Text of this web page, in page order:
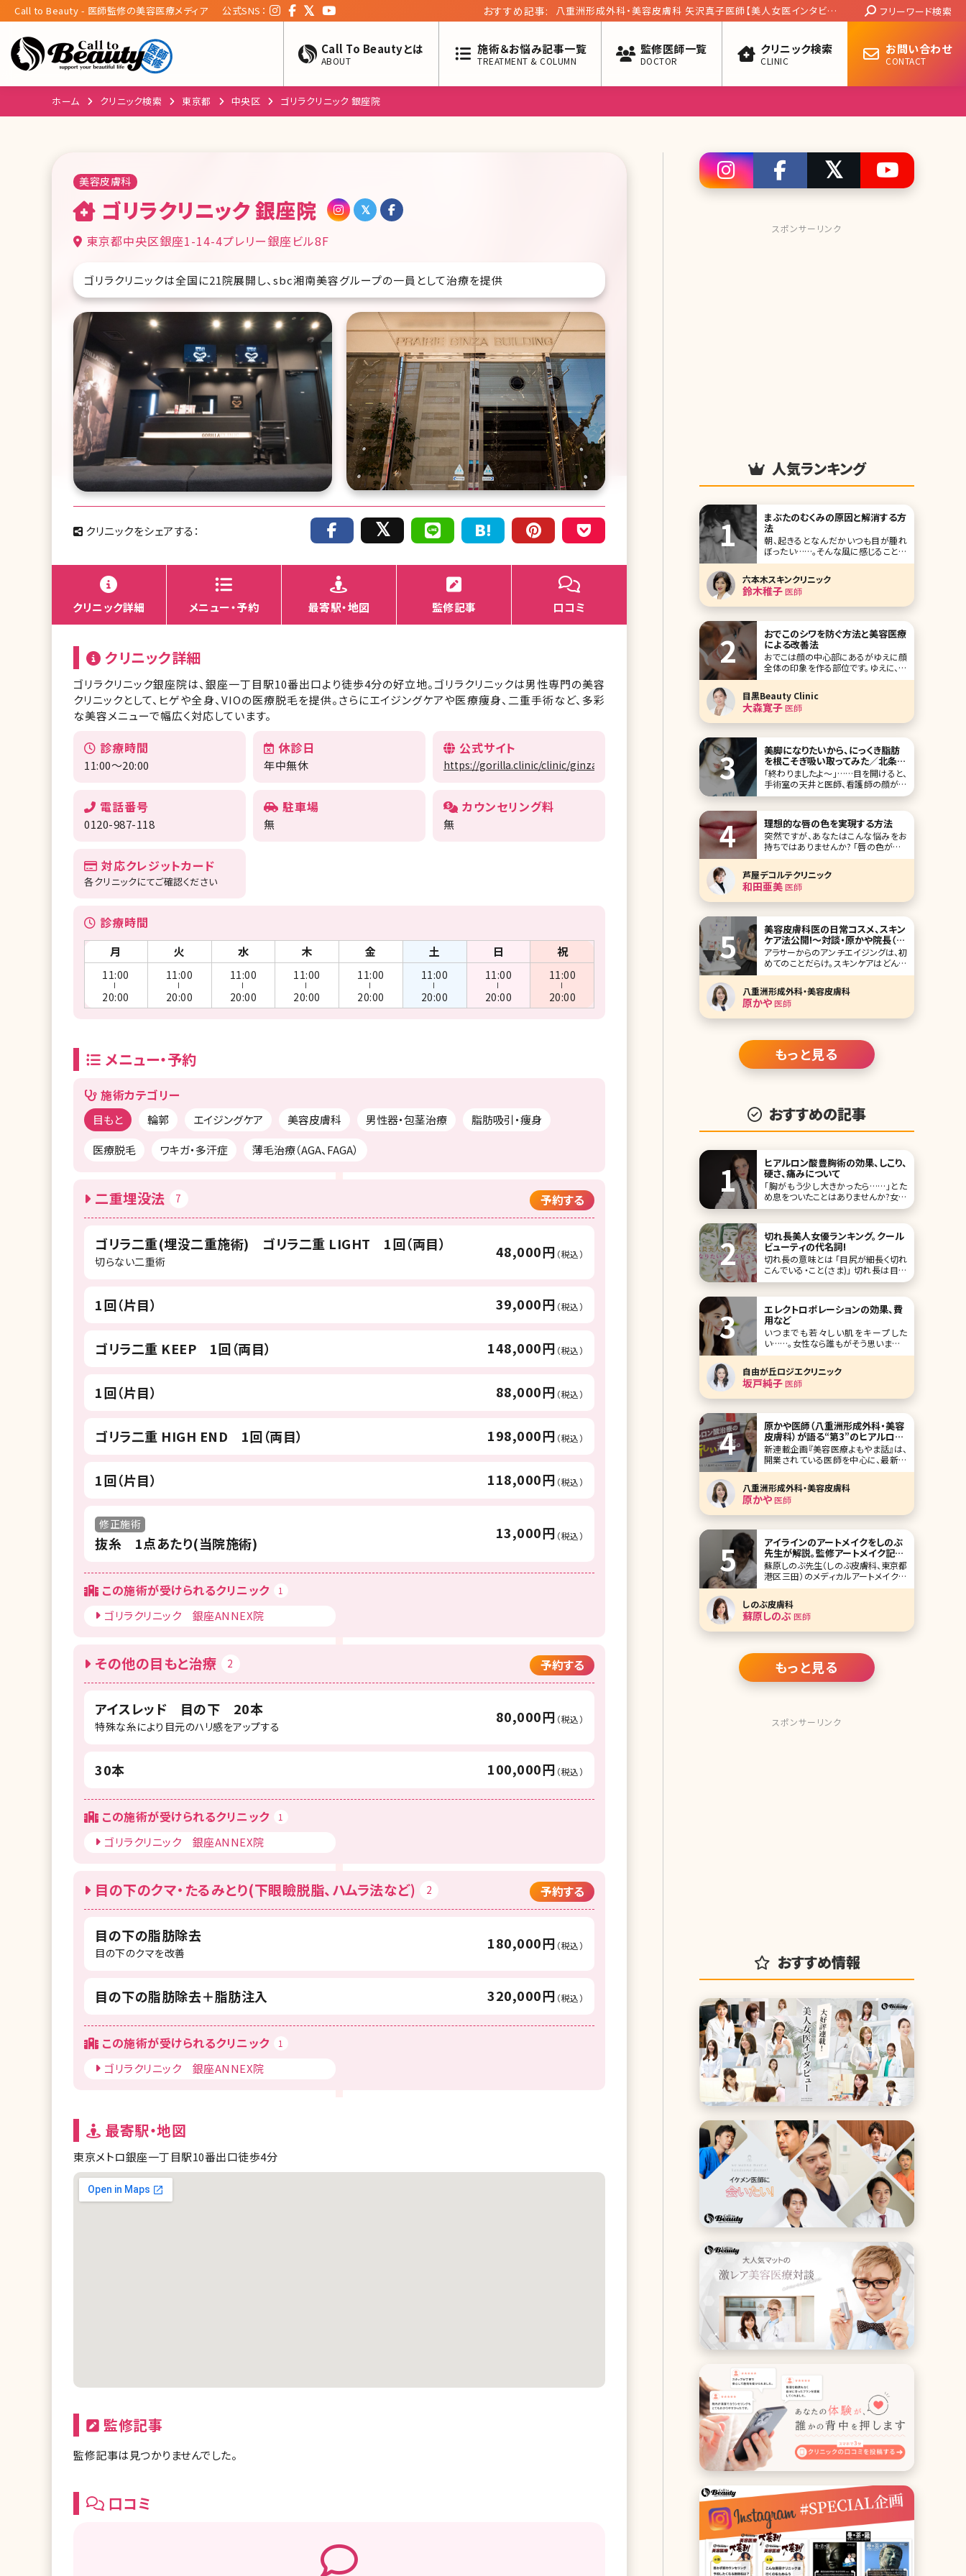
Call to Beauty - 医師監修の美容医療メディア 公式SNS： おすすめ記事:
八重洲形成外科・美容皮膚科 矢沢真子医師【美人女医インタビュ
Search:
フリーワード検索
Call To Beautyとは
ABOUT
施術＆お悩み記事一覧
TREATMENT & COLUMN
監修医師一覧
DOCTOR
クリニック検索
CLINIC
お問い合わせ
CONTACT
ホーム クリニック検索 東京都 中央区 ゴリラクリニック 銀座院
美容皮膚科
ゴリラクリニック 銀座院
東京都中央区銀座1-14-4プレリー銀座ビル8F
ゴリラクリニックは全国に21院展開し、sbc湘南美容グループの一員として治療を提供
クリニックをシェアする：
クリニック詳細 メニュー・予約 最寄駅・地図 監修記事 口コミ
クリニック詳細
ゴリラクリニック銀座院は、銀座一丁目駅10番出口より徒歩4分の好立地。ゴリラクリニックは男性専門の美容
クリニックとして、ヒゲや全身、VIOの医療脱毛を提供。さらにエイジングケアや医療痩身、二重手術など、多彩
な美容メニューで幅広く対応しています。
診療時間
11:00～20:00
休診日
年中無休
公式サイト
https://gorilla.clinic/clinic/ginza/
電話番号
0120-987-118
駐車場
無
カウンセリング料
無
対応クレジットカード
各クリニックにてご確認ください
診療時間
月 火 水 木 金 土 日 祝
11:00
20:00
11:00
20:00
11:00
20:00
11:00
20:00
11:00
20:00
11:00
20:00
11:00
20:00
11:00
20:00
メニュー・予約
施術カテゴリー
目もと 輪郭 エイジングケア 美容皮膚科 男性器・包茎治療
脂肪吸引・痩身
医療脱毛
ワキガ・多汗症 薄毛治療（AGA、FAGA）
二重埋没法 7 予約する
ゴリラ二重(埋没二重施術) ゴリラ二重 LIGHT 1回（両目）
切らない二重術
48,000円 （税込）
1回（片目） 39,000円 （税込）
ゴリラ二重 KEEP 1回（両目） 148,000円 （税込）
1回（片目） 88,000円 （税込）
ゴリラ二重 HIGH END 1回（両目） 198,000円 （税込）
1回（片目） 118,000円 （税込）
修正施術
抜糸 1点あたり(当院施術)
13,000円 （税込）
この施術が受けられるクリニック 1
ゴリラクリニック 銀座ANNEX院
その他の目もと治療 2 予約する
アイスレッド 目の下 20本
特殊な糸により目元のハリ感をアップする
80,000円 （税込）
30本 100,000円 （税込）
この施術が受けられるクリニック 1
ゴリラクリニック 銀座ANNEX院
目の下のクマ・たるみとり(下眼瞼脱脂、ハムラ法など) 2 予約する
目の下の脂肪除去
目の下のクマを改善
180,000円 （税込）
目の下の脂肪除去＋脂肪注入 320,000円 （税込）
この施術が受けられるクリニック 1
ゴリラクリニック 銀座ANNEX院
最寄駅・地図
東京メトロ銀座一丁目駅10番出口徒歩4分
監修記事
監修記事は見つかりませんでした。
口コミ
スポンサーリンク
人気ランキング
まぶたのむくみの原因と解消する方
法
朝、起きるとなんだかいつも目が腫れ
ぼったい……。そんな風に感じることは
ありませんか?まぶたがむくんでいると
全体が地味な印象になってしまいま
す。逆に言えば、まぶたのむくみを解消
するだけで、目がすっきりとひとまわり
六本木スキンクリニック
鈴木稚子医師
おでこのシワを防ぐ方法と美容医療
による改善法
おでこは顔の中心部にあるがゆえに顔
全体の印象を作る部位です。ゆえに、お
でこにシワが刻まれると見た目年齢が
このシワは加齢によって起こるスキント
ラブルの一種ですが、日常生活におけ
る生活習慣にもシワが増える原因が隠
目黒Beauty Clinic
大森寛子医師
美脚になりたいから、にっくき脂肪
を根こそぎ吸い取ってみた／北条か
やの脂肪吸引（太もも、ふくらはぎ）
体験記
「終わりましたよ～」……目を開けると、
手術室の天井と医師、看護師の顔が見
えた。「ありがとうございます。すっかり
「今2時半だから、4時間ですね」「え、そ
んなに!?」麻酔の注射をしてからの記
憶が一切ない。手術を始めたのが午前
10時だから、4時間以上も眠っていたの
だ。そ
理想的な唇の色を実現する方法
突然ですが、あなたはこんな悩みをお
持ちではありませんか? 「唇の色が悪く
て、リップカラーやグロスをつけずにい
られない」 「ノーメイクだと唇の血色が
悪くて不健康に見える」 「10代の頃は
唇の血色がよくてキレイだったのに、最
近、くすんでいる気がする」 女性に多い
芦屋デコルテクリニック
和田亜美医師
美容皮膚科医の日常コスメ、スキン
ケア法公開!〜対談・原かや院長（八
重洲形成外科・美容皮膚科）✕北条
かや〜
アラサーからのアンチエイジングは、初
めてのことだらけ。スキンケアはどんな
ものを使えばよいの?お肌に有効な成
分って?美容皮膚科医の原かや先生に、
北条かやが質問をぶつけるインタビュ
ー、第3弾では女医さんが実際に使って
いるスキンケア化粧品が明らかに!読め
終回です。
八重洲形成外科・美容皮膚科
原かや医師
もっと見る
おすすめの記事
ヒアルロン酸豊胸術の効果、しこり、
硬さ、痛みについて
「胸がもう少し大きかったら……」とた
め息をついたことはありませんか?女性
なら誰もが憧れる豊かなバスト。でも、
も多いでしょう。そこで、考えてみたいの
がヒアルロン酸注射によ
切れ長美人女優ランキング。クール
ビューティの代名詞!
切れ長の意味とは 「目尻が細長く切れ
こんでいる・こと(さま)」 切れ長は目元
が涼やかでクールなイメージとして、肯
が多い形容詞です。 目尻が細長いが故
に、全体的な印象がスッとして可愛いと
いうより
エレクトロポレーションの効果、費
用など
いつまでも若々しい肌をキープした
い……。女性なら誰もがそう思いますよ
ね。自宅でのケアはもちろん、美容外
科・美容皮膚科でもさまざまな美肌治
療を受けることができますが、リスクの
伴うものやダウンタイムがある施術は
受けたくないという方もいるのではな
は「ノーリスク」でキレイ
自由が丘ロジエクリニック
坂戸純子医師
原かや医師（八重洲形成外科・美容
皮膚科）が語る“第3”のヒアルロン
酸治療とコロナ禍での美容医療、
SNS論など
新連載企画『美容医療よもやま話』は、
開業されている医師を中心に、最新の
美容医療事情はもちろんのこと、経営
論、医師論、SNS論、美容論など、メディ
アなどでもあまり話す機会のない視点
のインタビューにしています。激変する
美容医療業界で、普段どんなことを考
八重洲形成外科・美容皮膚科
原かや医師
アイラインのアートメイクをしのぶ
先生が解説。監修アートメイク記事
第三弾!
蘇原しのぶ先生（しのぶ皮膚科、東京都
港区三田）のメディカルアートメイク企
画第三弾として、アイラインのアートメ
イクについて解説していただきました。
デザインが決まらなかったり、なかなか
上手くアイラインを描けないことってあ
りますよね?多くの女性にある悩みの解
トメ
しのぶ皮膚科
蘇原しのぶ医師
もっと見る
スポンサーリンク
おすすめ情報